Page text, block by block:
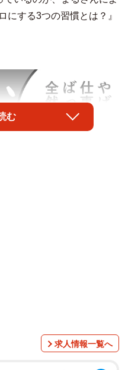
にする3つの習慣とは？』
ネスをマンガで解説｜提供）
む
求人情報一覧へ